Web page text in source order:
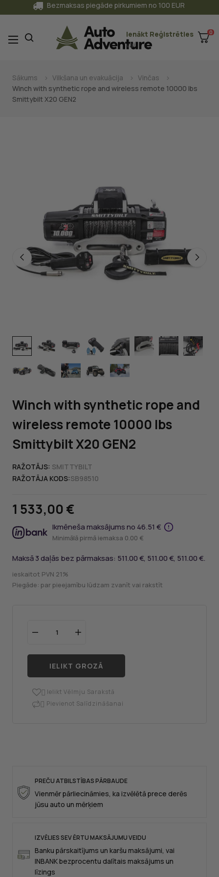
Bezmaksas piegāde pirkumiem no 100 EUR
Ienākt
vai
Reģistrēties 0
Toggle
navigation
☰
Sākums Vilkšana un evakuācija
Vinčas
Winch with synthetic rope and wireless remote 10000 lbs
Smittybilt X20 GEN2
Winch with synthetic rope and
wireless remote 10000 lbs
Smittybilt X20 GEN2
RAŽOTĀJS: SMITTYBILT
RAŽOTĀJA KODS:SB98510
1 533,00 €
Ikmēneša maksājums no 46.51 €
Minimālā pirmā iemaksa 0.00 €
Maksā 3 daļās bez pārmaksas: 511.00 €, 511.00 €, 511.00 €.
ieskaitot PVN 21%
Piegāde: par pieejamību lūdzam zvanīt vai rakstīt
IELIKT GROZĀ
 Ielikt Vēlmju Sarakstā
 Pievienot Salīdzināšanai
PREČU ATBILSTĪBAS PĀRBAUDE
Vienmēr pārliecināmies, ka izvēlētā prece derēs
jūsu auto un mērķiem
IZVĒLIES SEV ĒRTU MAKSĀJUMU VEIDU
Banku pārskaitījums un karšu maksājumi, vai
INBANK bezprocentu dalītais maksājums un
līzings